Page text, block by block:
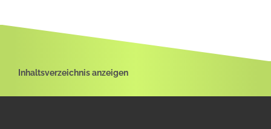
Inhaltsverzeichnis anzeigen